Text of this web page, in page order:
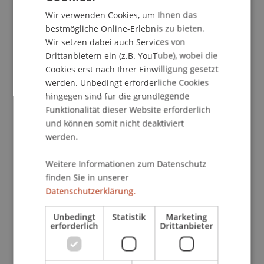
und den damit verbundenen Veränderungen von
Arbeit. Er promovierte an der Westfälischen
Wilhelms-Universität Münster. Seine Arbeiten
wurden in international führenden
Fachzeitschriften wie MIS Quarterly, Information
Systems Research und Journal of Management
Information Systems veröffentlicht.
In seiner Antrittsvorlesung wird Stefan Seidel
über die Rolle autonomer Tools im Rahmen von
menschlichen Akteuren vorbehalten waren –
Tätigkeiten, die auf Kreativität und der
Wissens basieren. Er wird insbesondere darauf
eingehen, wie digitale Technologien mit
autonomen Fähigkeiten etablierte Rollen von
Designerinnen und Designern in Frage stellen,
Wir verwenden Cookies, um Ihnen das
bestmögliche Online-Erlebnis zu bieten.
Wir setzen dabei auch Services von
Drittanbietern ein (z.B. YouTube), wobei die
Cookies erst nach Ihrer Einwilligung gesetzt
werden. Unbedingt erforderliche Cookies
hingegen sind für die grundlegende
Funktionalität dieser Website erforderlich
und können somit nicht deaktiviert
werden.
Weitere Informationen zum Datenschutz
finden Sie in unserer
Datenschutzerklärung.
Unbedingt
erforderlich
Statistik Marketing
Drittanbieter